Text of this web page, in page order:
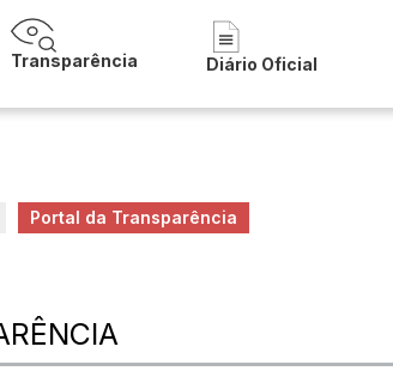
Transparência Diário Oficial
Portal da Transparência